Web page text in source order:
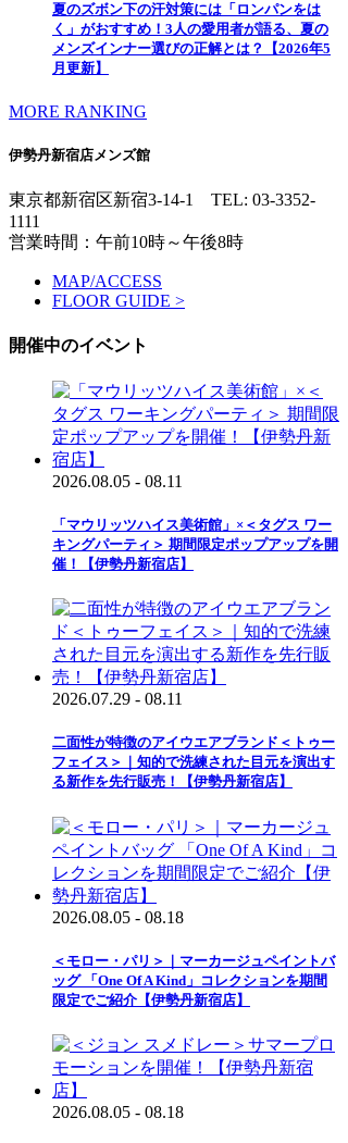
夏のズボン下の汗対策には「ロンパンをは
く」がおすすめ！3人の愛用者が語る、夏の
メンズインナー選びの正解とは？【2026年5
月更新】
MORE RANKING
伊勢丹新宿店メンズ館
東京都新宿区新宿3-14-1 TEL: 03-3352-
1111
営業時間：午前10時～午後8時
MAP/ACCESS
FLOOR GUIDE >
開催中のイベント
2026.08.05 - 08.11
「マウリッツハイス美術館」×＜タグス ワー
キングパーティ＞ 期間限定ポップアップを開
催！【伊勢丹新宿店】
2026.07.29 - 08.11
二面性が特徴のアイウエアブランド＜トゥー
フェイス＞｜知的で洗練された目元を演出す
る新作を先行販売！【伊勢丹新宿店】
2026.08.05 - 08.18
＜モロー・パリ＞｜マーカージュペイントバ
ッグ 「One Of A Kind」コレクションを期間
限定でご紹介【伊勢丹新宿店】
2026.08.05 - 08.18